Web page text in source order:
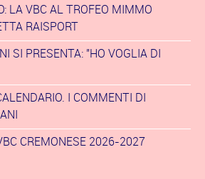
LA VBC AL TROFEO MIMMO
RAISPORT
SI PRESENTA: "HO VOGLIA DI
I COMMENTI DI
CREMONESE 2026-2027